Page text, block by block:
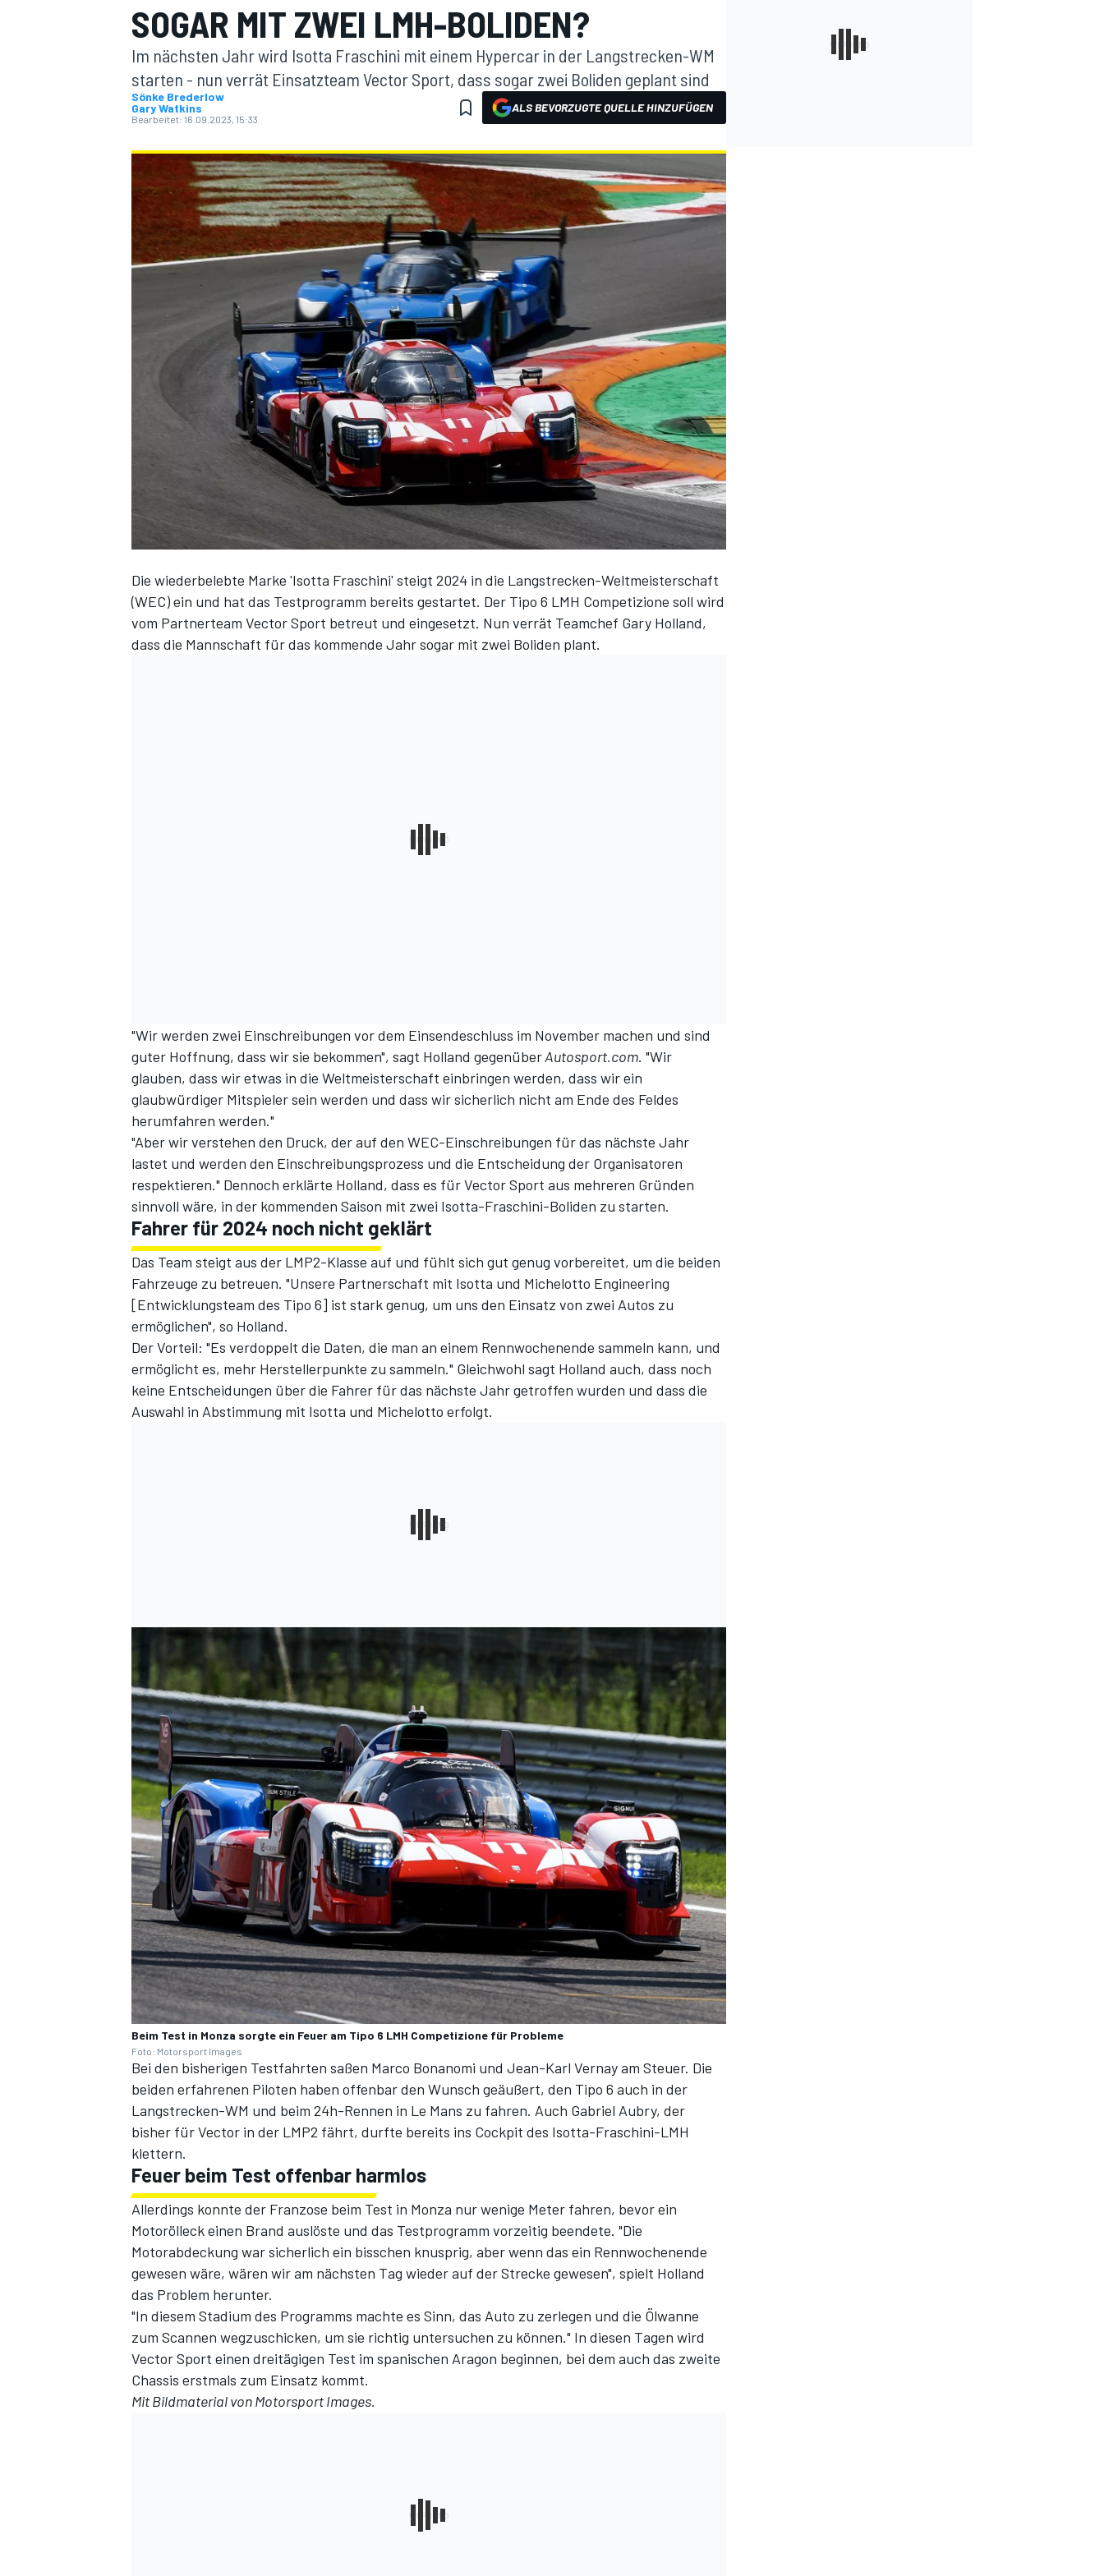
MOTOGP
SPORTWAGEN
SOGAR MIT ZWEI LMH-BOLIDEN?
Im nächsten Jahr wird Isotta Fraschini mit einem Hypercar in der Langstrecken-WM
starten - nun verrät Einsatzteam Vector Sport, dass sogar zwei Boliden geplant sind
Sönke Brederlow
Gary Watkins
Bearbeitet: 16.09.2023, 15:33
ALS BEVORZUGTE QUELLE HINZUFÜGEN
Die wiederbelebte Marke 'Isotta Fraschini' steigt 2024 in die Langstrecken-Weltmeisterschaft
(WEC) ein und hat das Testprogramm bereits gestartet. Der Tipo 6 LMH Competizione soll wird
vom Partnerteam Vector Sport betreut und eingesetzt. Nun verrät Teamchef Gary Holland,
dass die Mannschaft für das kommende Jahr sogar mit zwei Boliden plant.
"Wir werden zwei Einschreibungen vor dem Einsendeschluss im November machen und sind
guter Hoffnung, dass wir sie bekommen", sagt Holland gegenüberAutosport.com. "Wir
glauben, dass wir etwas in die Weltmeisterschaft einbringen werden, dass wir ein
glaubwürdiger Mitspieler sein werden und dass wir sicherlich nicht am Ende des Feldes
herumfahren werden."
"Aber wir verstehen den Druck, der auf den WEC-Einschreibungen für das nächste Jahr
lastet und werden den Einschreibungsprozess und die Entscheidung der Organisatoren
respektieren." Dennoch erklärte Holland, dass es für Vector Sport aus mehreren Gründen
sinnvoll wäre, in der kommenden Saison mit zwei Isotta-Fraschini-Boliden zu starten.
Fahrer für 2024 noch nicht geklärt
Das Team steigt aus der LMP2-Klasse auf und fühlt sich gut genug vorbereitet, um die beiden
Fahrzeuge zu betreuen. "Unsere Partnerschaft mit Isotta und Michelotto Engineering
[Entwicklungsteam des Tipo 6] ist stark genug, um uns den Einsatz von zwei Autos zu
ermöglichen", so Holland.
Der Vorteil: "Es verdoppelt die Daten, die man an einem Rennwochenende sammeln kann, und
ermöglicht es, mehr Herstellerpunkte zu sammeln." Gleichwohl sagt Holland auch, dass noch
keine Entscheidungen über die Fahrer für das nächste Jahr getroffen wurden und dass die
Auswahl in Abstimmung mit Isotta und Michelotto erfolgt.
Beim Test in Monza sorgte ein Feuer am Tipo 6 LMH Competizione für Probleme
Foto: Motorsport Images
Bei den bisherigen Testfahrten saßen Marco Bonanomi und Jean-Karl Vernay am Steuer. Die
beiden erfahrenen Piloten haben offenbar den Wunsch geäußert, den Tipo 6 auch in der
Langstrecken-WM und beim 24h-Rennen in Le Mans zu fahren. Auch Gabriel Aubry, der
bisher für Vector in der LMP2 fährt, durfte bereits ins Cockpit des Isotta-Fraschini-LMH
klettern.
Feuer beim Test offenbar harmlos
Allerdings konnte der Franzose beim Test in Monza nur wenige Meter fahren, bevorein
Motorölleck einen Brand auslöste und das Testprogramm vorzeitig beendete. "Die
Motorabdeckung war sicherlich ein bisschen knusprig, aber wenn das ein Rennwochenende
gewesen wäre, wären wir am nächsten Tag wieder auf der Strecke gewesen", spielt Holland
das Problem herunter.
"In diesem Stadium des Programms machte es Sinn, das Auto zu zerlegen und die Ölwanne
zum Scannen wegzuschicken, um sie richtig untersuchen zu können." In diesen Tagen wird
Vector Sport einen dreitägigen Test im spanischen Aragon beginnen, bei dem auch das zweite
Chassis erstmals zum Einsatz kommt.
Mit Bildmaterial von Motorsport Images.